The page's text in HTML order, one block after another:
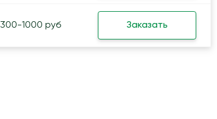
300-1000 руб Заказать